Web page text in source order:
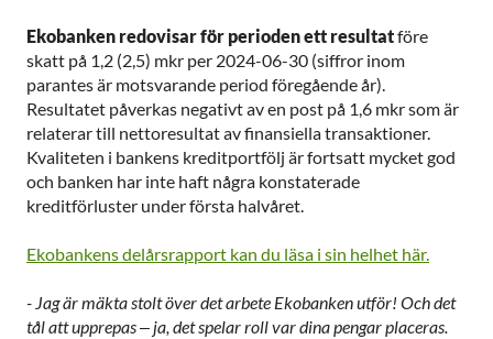
Ekobanken redovisar för perioden ett resultatföre
skatt på 1,2 (2,5) mkr per 2024-06-30 (siffror inom
parantes är motsvarande period föregående år).
Resultatet påverkas negativt av en post på 1,6 mkr som är
relaterar till nettoresultat av finansiella transaktioner.
Kvaliteten i bankens kreditportfölj är fortsatt mycket god
och banken har inte haft några konstaterade
kreditförluster under första halvåret.
Ekobankens delårsrapport kan du läsa i sin helhet här.
- Jag är mäkta stolt över det arbete Ekobanken utför! Och det
tål att upprepas – ja, det spelar roll var dina pengar placeras.